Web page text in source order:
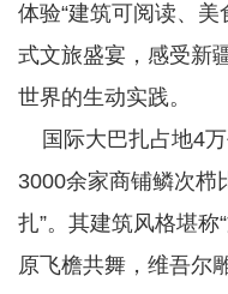
体验“建筑可阅读、
式文旅盛宴，感受新
世界的生动实践。
国际大巴扎占地4万
3000余家商铺鳞次栉
扎”。其建筑风格堪称
原飞檐共舞，维吾尔